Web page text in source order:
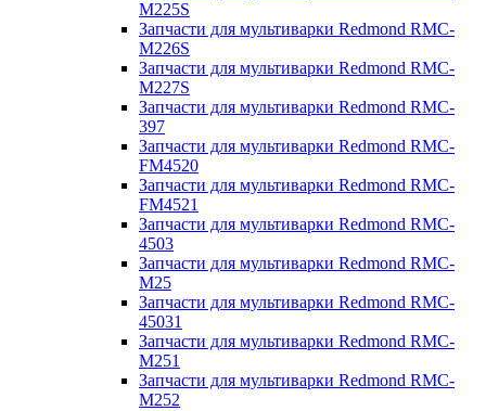
M225S
Запчасти для мультиварки Redmond RMC-
M226S
Запчасти для мультиварки Redmond RMC-
M227S
Запчасти для мультиварки Redmond RMC-
397
Запчасти для мультиварки Redmond RMC-
FM4520
Запчасти для мультиварки Redmond RMC-
FM4521
Запчасти для мультиварки Redmond RMC-
4503
Запчасти для мультиварки Redmond RMC-
M25
Запчасти для мультиварки Redmond RMC-
45031
Запчасти для мультиварки Redmond RMC-
M251
Запчасти для мультиварки Redmond RMC-
M252